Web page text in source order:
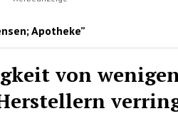
Apotheke”
von